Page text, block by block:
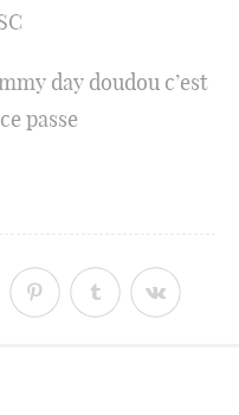
day doudou c’est
passe